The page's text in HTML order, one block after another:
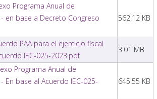
Programa Anual de
en base a Decreto Congreso
562.12 KB
PAA para el ejercicio fiscal
IEC-025-2023.pdf
3.01 MB
Programa Anual de
En base al Acuerdo IEC-025-
645.55 KB